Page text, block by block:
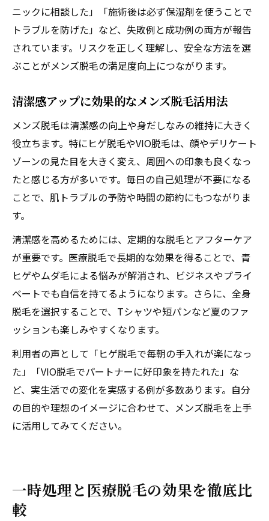
ニックに相談した」「施術後は必ず保湿剤を使うことで
トラブルを防げた」など、失敗例と成功例の両方が報告
されています。リスクを正しく理解し、安全な方法を選
ぶことがメンズ脱毛の満足度向上につながります。
清潔感アップに効果的なメンズ脱毛活用法
メンズ脱毛は清潔感の向上や身だしなみの維持に大きく
役立ちます。特にヒゲ脱毛やVIO脱毛は、顔やデリケート
ゾーンの見た目を大きく変え、周囲への印象も良くなっ
たと感じる方が多いです。毎日の自己処理が不要になる
ことで、肌トラブルの予防や時間の節約にもつながりま
す。
清潔感を高めるためには、定期的な脱毛とアフターケア
が重要です。医療脱毛で長期的な効果を得ることで、青
ヒゲやムダ毛による悩みが解消され、ビジネスやプライ
ベートでも自信を持てるようになります。さらに、全身
脱毛を選択することで、Tシャツや短パンなど夏のファ
ッションも楽しみやすくなります。
利用者の声として「ヒゲ脱毛で毎朝の手入れが楽になっ
た」「VIO脱毛でパートナーに好印象を持たれた」な
ど、実生活での変化を実感する例が多数あります。自分
の目的や理想のイメージに合わせて、メンズ脱毛を上手
に活用してみてください。
一時処理と医療脱毛の効果を徹底比
較